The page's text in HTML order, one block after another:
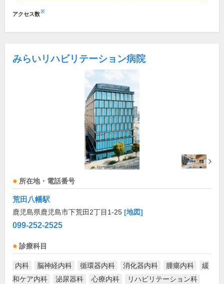
アクセス数※
みらいリハビリテーション病院
所在地・電話番号
荒田八幡駅
鹿児島県鹿児島市下荒田2丁目1-25 [地図]
099-252-2525
診療科目
内科 脳神経内科 循環器内科 消化器内科 腫瘍内科
緩
和ケア内科
泌尿器科 心療内科
リハビリテーション科